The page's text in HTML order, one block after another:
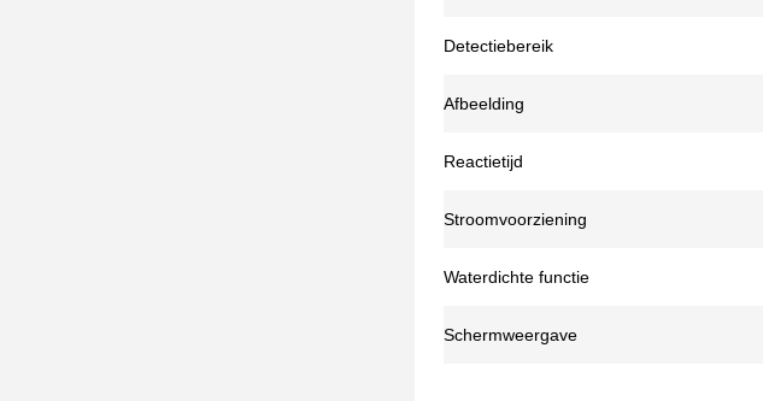
Detectiebereik
Afbeelding
Reactietijd
Stroomvoorziening
Waterdichte functie
Schermweergave